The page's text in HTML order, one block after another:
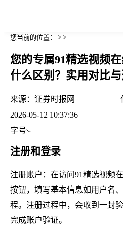
您当前的位置： > >
您的专属91精选视频
什么区别？实用对比
来源： 证券时报网
2026-05-12 10:37:36
字号
注册和登录
注册账户：在访问91精选视频
按钮，填写基本信息如用户名
程。注册过程中，会收到一封
完成账户验证。